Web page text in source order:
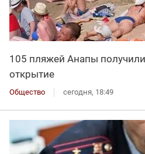
105 пляжей Анапы
открытие
Общество сегодня, 18:49